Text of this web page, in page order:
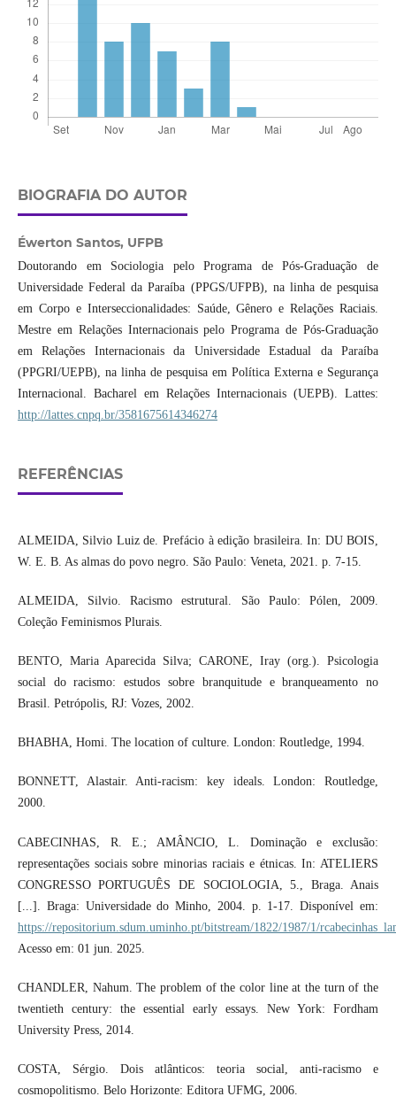
BIOGRAFIA DO AUTOR
Éwerton Santos, UFPB
Doutorando em Sociologia pelo Programa de Pós-Graduação de
Universidade Federal da Paraíba (PPGS/UFPB), na linha de pesquisa
em Corpo e Interseccionalidades: Saúde, Gênero e Relações Raciais.
Mestre em Relações Internacionais pelo Programa de Pós-Graduação
em Relações Internacionais da Universidade Estadual da Paraíba
(PPGRI/UEPB), na linha de pesquisa em Política Externa e Segurança
Internacional. Bacharel em Relações Internacionais (UEPB). Lattes:
http://lattes.cnpq.br/3581675614346274
REFERÊNCIAS
ALMEIDA, Silvio Luiz de. Prefácio à edição brasileira. In: DU BOIS,
W. E. B. As almas do povo negro. São Paulo: Veneta, 2021. p. 7-15.
ALMEIDA, Silvio. Racismo estrutural. São Paulo: Pólen, 2009.
Coleção Feminismos Plurais.
BENTO, Maria Aparecida Silva; CARONE, Iray (org.). Psicologia
social do racismo: estudos sobre branquitude e branqueamento no
Brasil. Petrópolis, RJ: Vozes, 2002.
BHABHA, Homi. The location of culture. London: Routledge, 1994.
BONNETT, Alastair. Anti-racism: key ideals. London: Routledge,
2000.
CABECINHAS, R. E.; AMÂNCIO, L. Dominação e exclusão:
representações sociais sobre minorias raciais e étnicas. In: ATELIERS
CONGRESSO PORTUGUÊS DE SOCIOLOGIA, 5., Braga. Anais
[...]. Braga: Universidade do Minho, 2004. p. 1-17. Disponível em:
https://repositorium.sdum.uminho.pt/bitstream/1822/1987/1/
Acesso em: 01 jun. 2025.
CHANDLER, Nahum. The problem of the color line at the turn of the
twentieth century: the essential early essays. New York: Fordham
University Press, 2014.
COSTA, Sérgio. Dois atlânticos: teoria social, anti-racismo e
cosmopolitismo. Belo Horizonte: Editora UFMG, 2006.